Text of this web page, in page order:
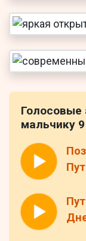
Голосовые
мальчику